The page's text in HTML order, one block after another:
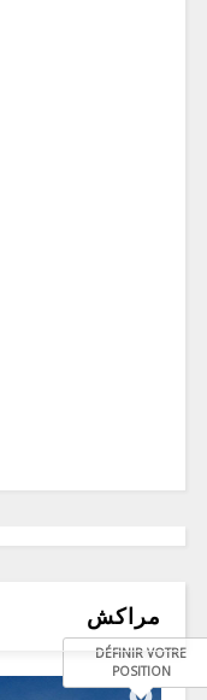
مراكش
DÉFINIR VOTRE
POSITION